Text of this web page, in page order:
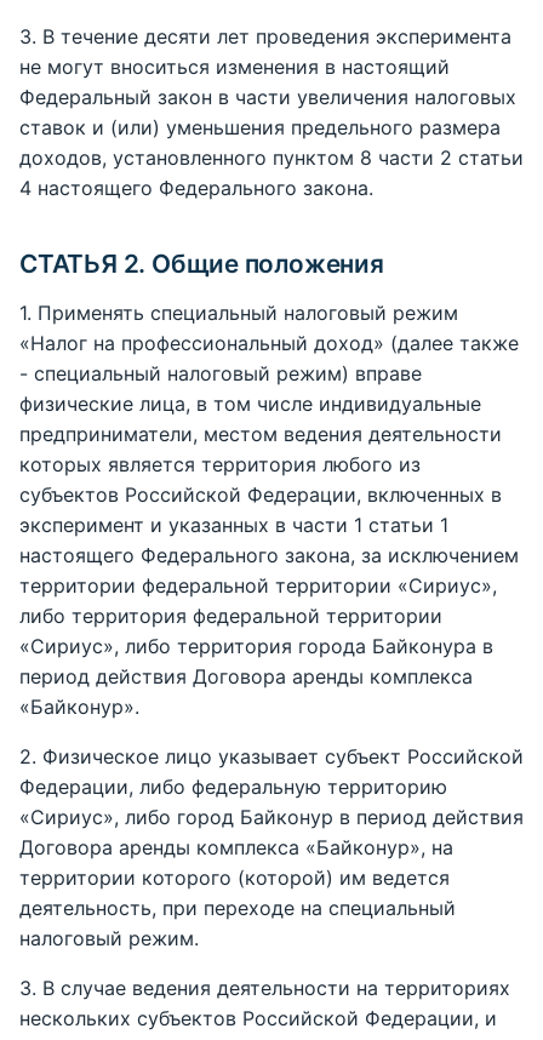
3. В течение десяти лет проведения эксперимента
не могут вноситься изменения в настоящий
Федеральный закон в части увеличения налоговых
ставок и (или) уменьшения предельного размера
доходов, установленного пунктом 8 части 2 статьи
4 настоящего Федерального закона.
СТАТЬЯ 2. Общие положения
1. Применять специальный налоговый режим
«Налог на профессиональный доход» (далее также
- специальный налоговый режим) вправе
физические лица, в том числе индивидуальные
предприниматели, местом ведения деятельности
которых является территория любого из
субъектов Российской Федерации, включенных в
эксперимент и указанных в части 1 статьи 1
настоящего Федерального закона, за исключением
территории федеральной территории «Сириус»,
либо территория федеральной территории
«Сириус», либо территория города Байконура в
период действия Договора аренды комплекса
«Байконур».
2. Физическое лицо указывает субъект Российской
Федерации, либо федеральную территорию
«Сириус», либо город Байконур в период действия
Договора аренды комплекса «Байконур», на
территории которого (которой) им ведется
деятельность, при переходе на специальный
налоговый режим.
3. В случае ведения деятельности на территориях
нескольких субъектов Российской Федерации, и